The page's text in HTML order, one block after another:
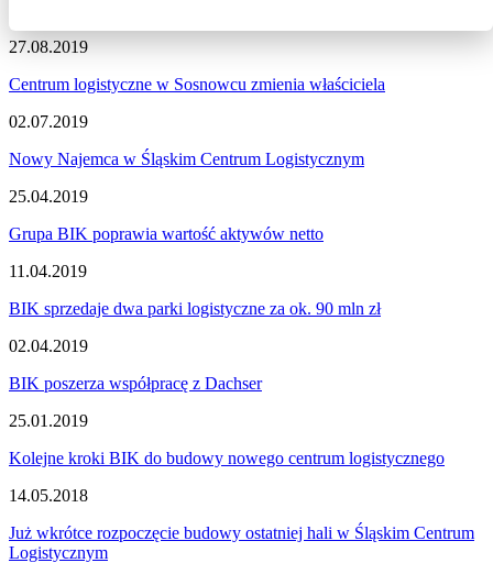
27.08.2019
Centrum logistyczne w Sosnowcu zmienia właściciela
02.07.2019
Nowy Najemca w Śląskim Centrum Logistycznym
25.04.2019
Grupa BIK poprawia wartość aktywów netto
11.04.2019
BIK sprzedaje dwa parki logistyczne za ok. 90 mln zł
02.04.2019
BIK poszerza współpracę z Dachser
25.01.2019
Kolejne kroki BIK do budowy nowego centrum logistycznego
14.05.2018
Już wkrótce rozpoczęcie budowy ostatniej hali w Śląskim Centrum
Logistycznym